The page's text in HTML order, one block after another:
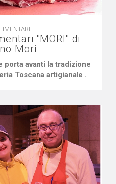
''MORI'' di
Mori
porta avanti la tradizione
Toscana artigianale .